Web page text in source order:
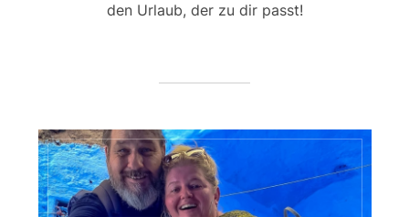
den Urlaub, der zu dir passt!